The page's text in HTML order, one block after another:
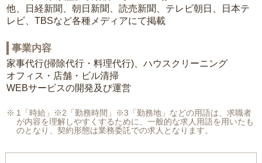
他、日経新聞、朝日新聞、読売新聞、テレビ朝日、日本テ
レビ、TBSなど各種メディアにて掲載
事業内容
家事代行(掃除代行・料理代行)、ハウスクリーニング
オフィス・店舗・ビル清掃
WEBサービスの開発及び運営
1「時給」※2「勤務時間」※3「勤務地」などの用語は、求職者
が内容を理解しやすくするために、一般的な求人用語を用いたも
のとなり、契約形態は業務委託での求人となります。